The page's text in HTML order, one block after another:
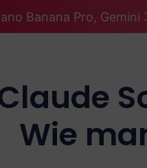
Banana Pro,
Wie